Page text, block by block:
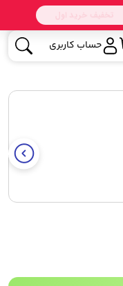
حساب کاربری